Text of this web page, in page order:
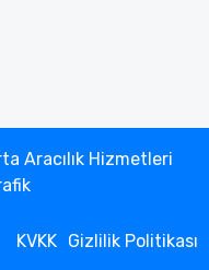
Aracılık Hizmetleri
KVKK Gizlilik Politikası